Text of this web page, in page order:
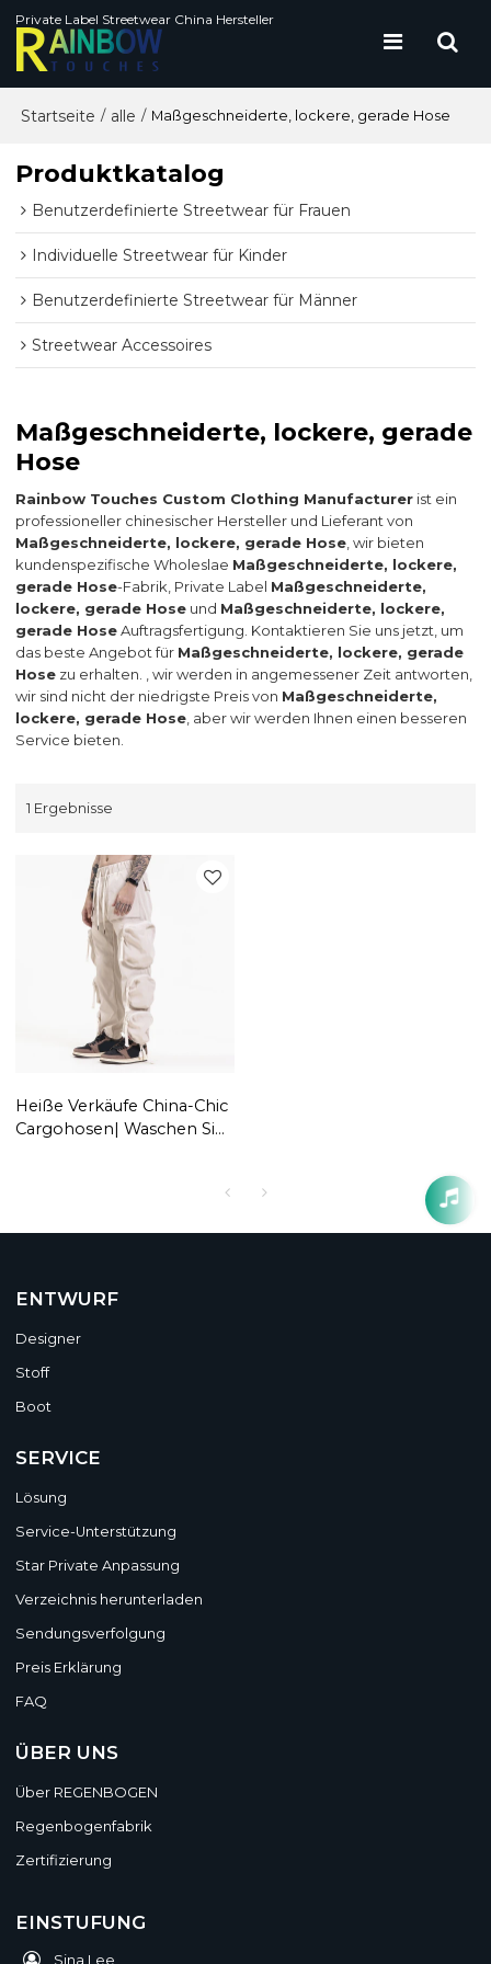
Private Label Streetwear China Hersteller
Startseite / alle / Maßgeschneiderte, lockere, gerade Hose
Produktkatalog
Benutzerdefinierte Streetwear für Frauen
Individuelle Streetwear für Kinder
Benutzerdefinierte Streetwear für Männer
Streetwear Accessoires
Maßgeschneiderte, lockere, gerade
Hose
Rainbow Touches Custom Clothing Manufacturer ist ein
professioneller chinesischer Hersteller und Lieferant von
Maßgeschneiderte, lockere, gerade Hose , wir bieten
kundenspezifische Wholeslae Maßgeschneiderte, lockere,
gerade Hose-Fabrik, Private Label Maßgeschneiderte,
lockere, gerade Hose und Maßgeschneiderte, lockere,
gerade HoseAuftragsfertigung. Kontaktieren Sie uns jetzt, um
das beste Angebot für Maßgeschneiderte, lockere, gerade
Hose zu erhalten. , wir werden in angemessener Zeit antworten,
wir sind nicht der niedrigste Preis von Maßgeschneiderte,
lockere, gerade Hose , aber wir werden Ihnen einen besseren
Service bieten.
1 Ergebnisse
Heiße Verkäufe China-Chic
Cargohosen| Waschen Sie
ENTWURF
Designer
Stoff
Boot
SERVICE
Lösung
Service-Unterstützung
Star Private Anpassung
Verzeichnis herunterladen
Sendungsverfolgung
Preis Erklärung
FAQ
ÜBER UNS
Über REGENBOGEN
Regenbogenfabrik
Zertifizierung
EINSTUFUNG
Sina Lee